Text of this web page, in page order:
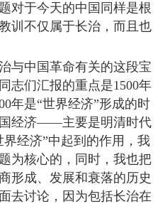
对于今天的中国同样是根
训不仅属于长治，而且也
与中国革命有关的这段宝
志们汇报的重点是1500年
年是“世界经济”形成的时
经济――主要是明清时代
经济”中起到的作用，我
为核心的，同时，我也把
成、发展和衰落的历史
讨论，因为包括长治在